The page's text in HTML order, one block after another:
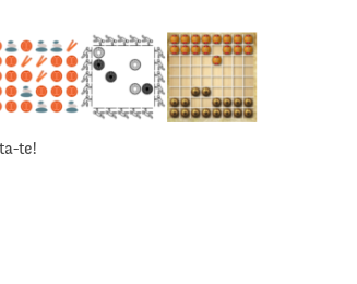
te!